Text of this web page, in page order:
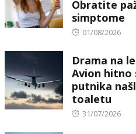
Obratite
simptome
Posted
01/08/2026
Drama na
Avion hitno
putnika
toaletu
Posted
31/07/2026